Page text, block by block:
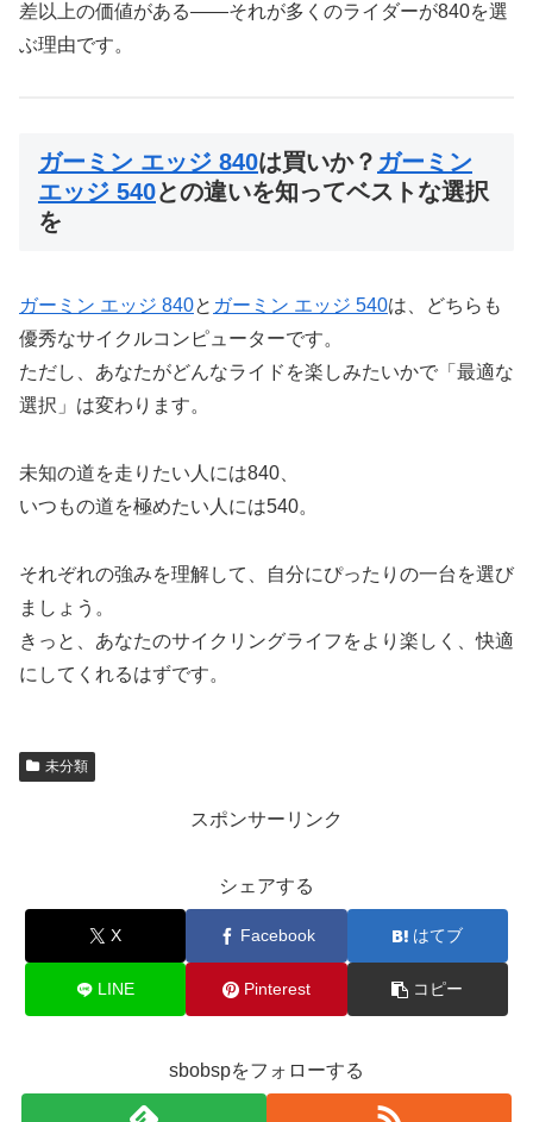
差以上の価値がある――それが多くのライダーが840を選
ぶ理由です。
ガーミン エッジ 840は買いか？ ガーミン
エッジ 540との違いを知ってベストな選択
を
ガーミン エッジ 840と ガーミン エッジ 540は、どちらも
優秀なサイクルコンピューターです。
ただし、あなたがどんなライドを楽しみたいかで「最適な
選択」は変わります。
未知の道を走りたい人には840、
いつもの道を極めたい人には540。
それぞれの強みを理解して、自分にぴったりの一台を選び
ましょう。
きっと、あなたのサイクリングライフをより楽しく、快適
にしてくれるはずです。
未分類
スポンサーリンク
シェアする
X Facebook はてブ
LINE Pinterest コピー
sbobspをフォローする